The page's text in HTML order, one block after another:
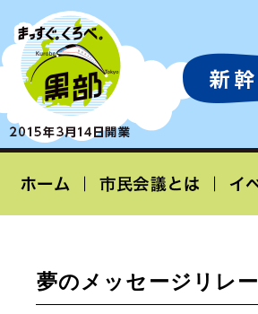
夢のメッセージリレー